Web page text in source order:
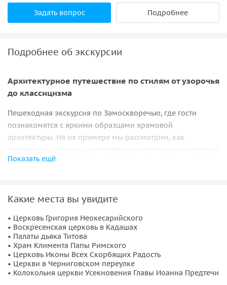
Задать вопрос Подробнее
Подробнее об экскурсии
Архитектурное путешествие по стилям от узорочья
до классицизма
Пешеходная экскурсия по Замоскворечью, где гости
познакомятся с яркими образцами храмовой
архитектуры. На их примере мы рассмотрим, как
столетий, начиная со 2-й половины XVII века. Я расскажу
классицизм.
Русское узорочье и нарышкинское барокко
Мы начнем с изучения
церкви Григория Неокесарийского
— ярчайшего образца «пламенеющего» узорочья второй
половины XVII века. Далее увидим
церковь в Кадашах— «Кадашевскую свечу», один из
Показать ещё
Какие места вы увидите
• Церковь Григория Неокесарийского
• Воскресенская церковь в Кадашах
• Палаты дьяка Титова
• Храм Климента Папы Римского
• Церковь Иконы Всех Скорбящих Радость
• Церкви в Черниговском переулке
• Колокольня церкви Усекновения Главы Иоанна Предтечи